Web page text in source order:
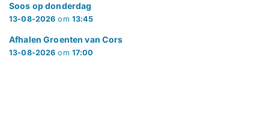
Soos op donderdag
13-08-2026 om 13:45
Afhalen Groenten van Cors
13-08-2026 om 17:00